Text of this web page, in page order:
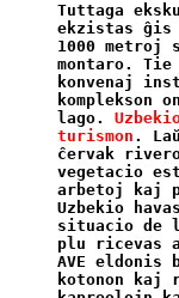
Tuttaga
ekzistas ĝis
1000 metroj
montaro. Tie
konvenaj
lago.
turismon .
ĉervak
vegetacio
arbetoj kaj
Uzbekio
situacio de
plu ricevas
AVE
kotonon